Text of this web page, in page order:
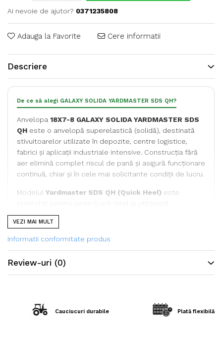
Ai nevoie de ajutor? 0371235808
Adauga la Favorite Cere informatii
Descriere
De ce să alegi GALAXY SOLIDA YARDMASTER SDS QH?
Anvelopa 18X7-8 GALAXY SOLIDA YARDMASTER SDS
QH este o anvelopă superelastică (solidă), destinată
stivuitoarelor utilizate în depozite, centre logistice,
fabrici și aplicații industriale intensive. Construcția fără
aer elimină complet riscul de pană și asigură funcționare
continuă, chiar și în cele mai solicitante condiții de lucru.
Modelul Yardmaster SDS QH (Quick Heel) este
proiectat pentru jante Quick Heel și utilizează
tehnologiaSDS (Shock Dampening System)
reduce vibrațiile și îmbunătățește confortul
operatorului. Inserțiile din sârmă de oțel împiedică
rezistență excelentă la uzură.
VEZI MAI MULT
Informatii conformitate produs
Review-uri (0)
Cauciucuri durabile Plată flexibilă